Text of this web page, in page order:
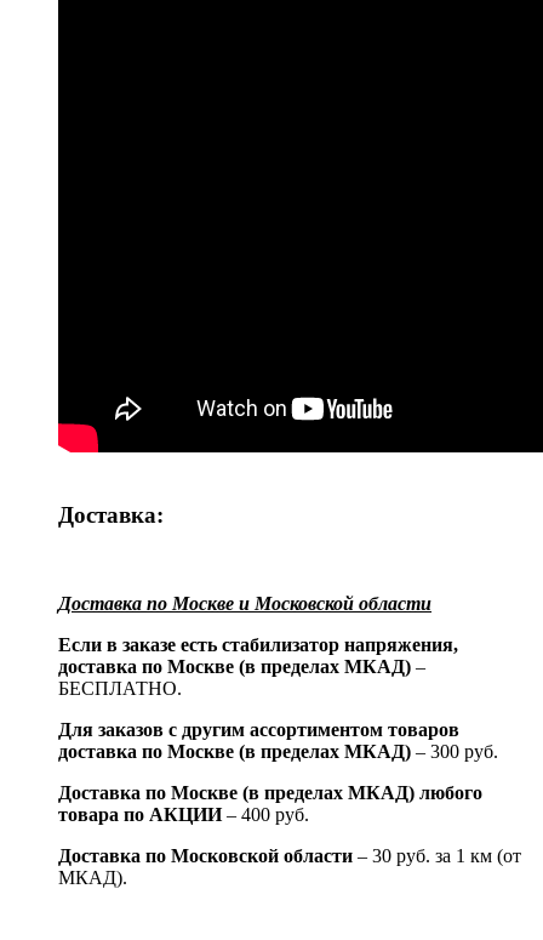
Доставка:
Доставка по Москве и Московской области
Если в заказе есть стабилизатор напряжения,
доставка по Москве (в пределах МКАД) –
БЕСПЛАТНО.
Для заказов с другим ассортиментом товаров
доставка по Москве (в пределах МКАД) – 300 руб.
Доставка по Москве (в пределах МКАД) любого
товара по АКЦИИ– 400 руб.
Доставка по Московской области – 30 руб. за 1 км (от
МКАД).